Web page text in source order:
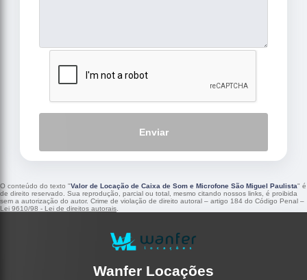
Enviar
O conteúdo do texto "Valor de Locação de Caixa de Som e Microfone São Miguel Paulista" é
de direito reservado. Sua reprodução, parcial ou total, mesmo citando nossos links, é proibida
sem a autorização do autor. Crime de violação de direito autoral – artigo 184 do Código Penal –
Lei 9610/98 - Lei de direitos autorais
Wanfer Locações